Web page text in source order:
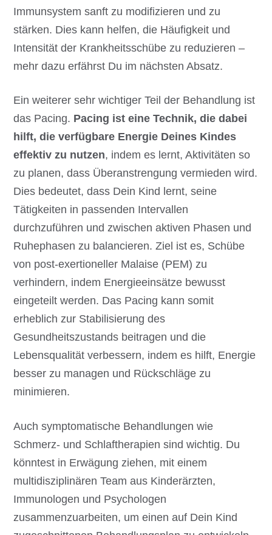
Immunsystem sanft zu modifizieren und zu
stärken. Dies kann helfen, die Häufigkeit und
Intensität der Krankheitsschübe zu reduzieren –
mehr dazu erfährst Du im nächsten Absatz.
Ein weiterer sehr wichtiger Teil der Behandlung ist
das Pacing. Pacing ist eine Technik, die dabei
hilft, die verfügbare Energie Deines Kindes
effektiv zu nutzen, indem es lernt, Aktivitäten so
zu planen, dass Überanstrengung vermieden wird.
Dies bedeutet, dass Dein Kind lernt, seine
Tätigkeiten in passenden Intervallen
durchzuführen und zwischen aktiven Phasen und
Ruhephasen zu balancieren. Ziel ist es, Schübe
von post-exertioneller Malaise (PEM) zu
verhindern, indem Energieeinsätze bewusst
eingeteilt werden. Das Pacing kann somit
erheblich zur Stabilisierung des
Gesundheitszustands beitragen und die
Lebensqualität verbessern, indem es hilft, Energie
besser zu managen und Rückschläge zu
minimieren.
Auch symptomatische Behandlungen wie
Schmerz- und Schlaftherapien sind wichtig. Du
könntest in Erwägung ziehen, mit einem
multidisziplinären Team aus Kinderärzten,
Immunologen und Psychologen
zusammenzuarbeiten, um einen auf Dein Kind